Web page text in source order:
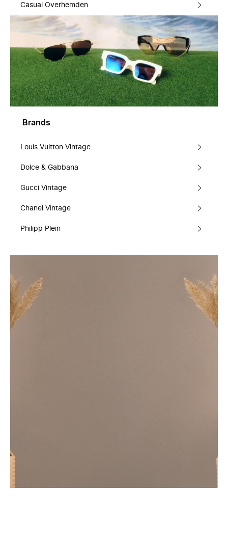
Casual Overhemden
Brands
Louis Vuitton Vintage
Dolce & Gabbana
Gucci Vintage
Chanel Vintage
Philipp Plein